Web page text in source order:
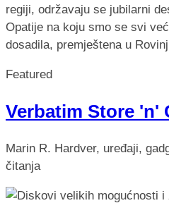
regiji, održavaju se jubilarni
Opatije na koju smo se svi
dosadila, premještena u
Featured
Verbatim Store 'n'
Marin R. Hardver, uređaji,
čitanja